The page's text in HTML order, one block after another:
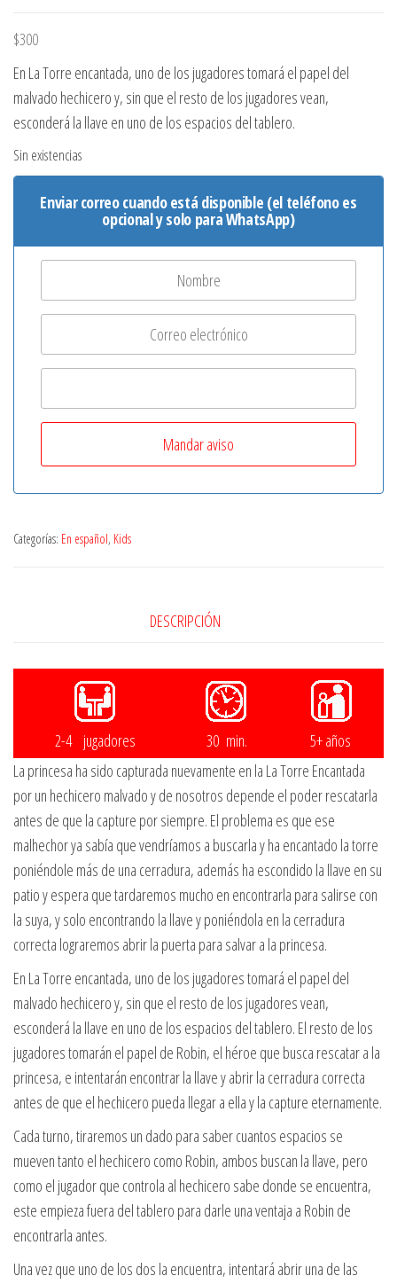
$300
En La Torre encantada, uno de los jugadores tomará el papel del
malvado hechicero y, sin que el resto de los jugadores vean,
esconderá la llave en uno de los espacios del tablero.
Sin existencias
Enviar correo cuando está disponible (el teléfono es
opcional y solo para WhatsApp)
Categorías: En español, Kids
DESCRIPCIÓN
2-4 jugadores 30 min.
5+ años
La princesa ha sido capturada nuevamente en la La Torre Encantada
por un hechicero malvado y de nosotros depende el poder rescatarla
antes de que la capture por siempre. El problema es que ese
malhechor ya sabía que vendríamos a buscarla y ha encantado la torre
poniéndole más de una cerradura, además ha escondido la llave en su
patio y espera que tardaremos mucho en encontrarla para salirse con
la suya, y solo encontrando la llave y poniéndola en la cerradura
correcta lograremos abrir la puerta para salvar a la princesa.
En La Torre encantada, uno de los jugadores tomará el papel del
malvado hechicero y, sin que el resto de los jugadores vean,
esconderá la llave en uno de los espacios del tablero. El resto de los
jugadores tomarán el papel de Robin, el héroe que busca rescatar a la
princesa, e intentarán encontrar la llave y abrir la cerradura correcta
antes de que el hechicero pueda llegar a ella y la capture eternamente.
Cada turno, tiraremos un dado para saber cuantos espacios se
mueven tanto el hechicero como Robin, ambos buscan la llave, pero
como el jugador que controla al hechicero sabe donde se encuentra,
este empieza fuera del tablero para darle una ventaja a Robin de
encontrarla antes.
Una vez que uno de los dos la encuentra, intentará abrir una de las